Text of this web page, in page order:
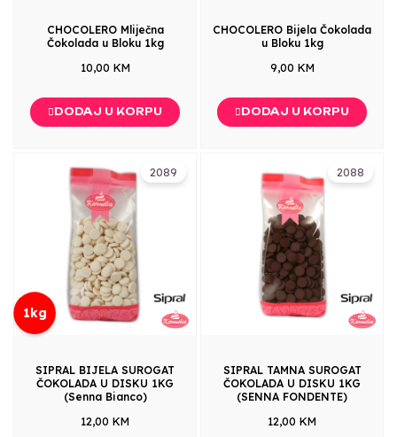
CHOCOLERO Mliječna
Čokolada u Bloku 1kg
10,00 KM
DODAJ U KORPU
CHOCOLERO Bijela Čokolada
u Bloku 1kg
9,00 KM
DODAJ U KORPU
2089
1kg
SIPRAL BIJELA SUROGAT
ČOKOLADA U DISKU 1KG
(Senna Bianco)
12,00 KM
2088
SIPRAL TAMNA SUROGAT
ČOKOLADA U DISKU 1KG
(SENNA FONDENTE)
12,00 KM